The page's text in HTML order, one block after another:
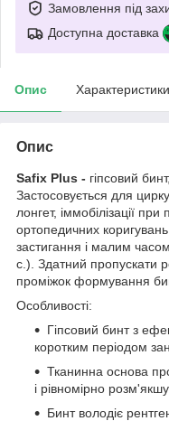
Замовлення під
Доступна доставка
Опис Характеристики
Опис
Safix Plus - гіпсовий
Застосовується для
лонгет, іммобілізації
ортопедичних
застигання і малим
с.). Здатний пропускати
проміжок формування
Особливості:
Гіпсовий бинт з
коротким періодом
Тканинна основа
і рівномірно
Бинт володіє